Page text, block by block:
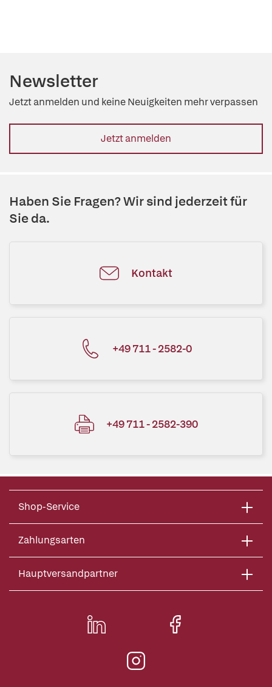
Newsletter
Jetzt anmelden und keine Neuigkeiten mehr verpassen
Jetzt anmelden
Haben Sie Fragen? Wir sind jederzeit für
Sie da.
Kontakt
+49 711 - 2582-0
+49 711 - 2582-390
Shop-Service
Zahlungsarten
Hauptversandpartner